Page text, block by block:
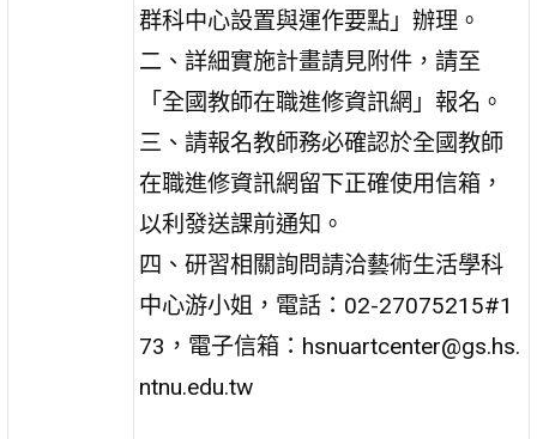
群科中心設置與運作要點」辦理。
二、詳細實施計畫請見附件，請至
「全國教師在職進修資訊網」報名。
三、請報名教師務必確認於全國教師
在職進修資訊網留下正確使用信箱，
以利發送課前通知。
四、研習相關詢問請洽藝術生活學科
中心游小姐，電話：02-27075215#1
73，電子信箱：hsnuartcenter@gs.hs.
ntnu.edu.tw